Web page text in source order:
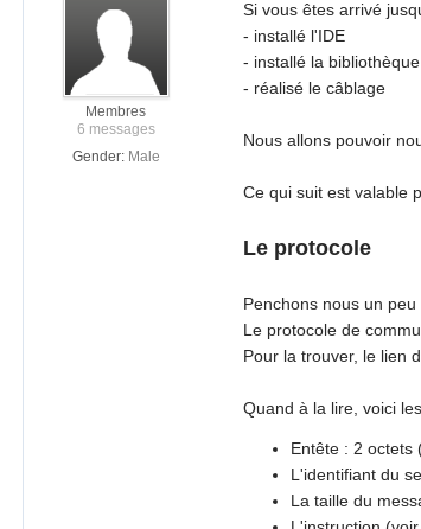
Membres
6 messages
Gender: Male
Si vous êtes arrivé
- installé l'IDE
- installé la bibliothèque
- réalisé le câblage
Nous allons pouvoir
Ce qui suit est valable
Le protocole
Penchons nous un
Le protocole de
Pour la trouver, le lien
Quand à la lire, voici
Entête : 2 octets
L'identifiant du
La taille du